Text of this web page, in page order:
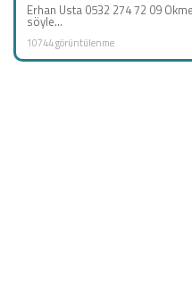
Erhan Usta 0532 274 72 09
söyle...
10744 görüntülenme